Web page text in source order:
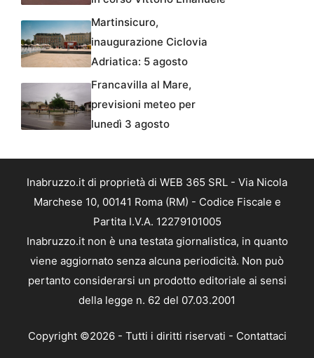
Martinsicuro,
inaugurazione Ciclovia
Adriatica: 5 agosto
Francavilla al Mare,
previsioni meteo per
lunedì 3 agosto
Inabruzzo.it di proprietà di WEB 365 SRL - Via Nicola
Marchese 10, 00141 Roma (RM) - Codice Fiscale e
Partita I.V.A. 12279101005
Inabruzzo.it non è una testata giornalistica, in quanto
viene aggiornato senza alcuna periodicità. Non può
pertanto considerarsi un prodotto editoriale ai sensi
della legge n. 62 del 07.03.2001
Copyright ©2026 - Tutti i diritti riservati - Contattaci